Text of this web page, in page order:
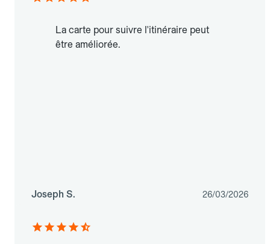
La carte pour suivre l'itinéraire peut
être améliorée.
Joseph S. 26/03/2026